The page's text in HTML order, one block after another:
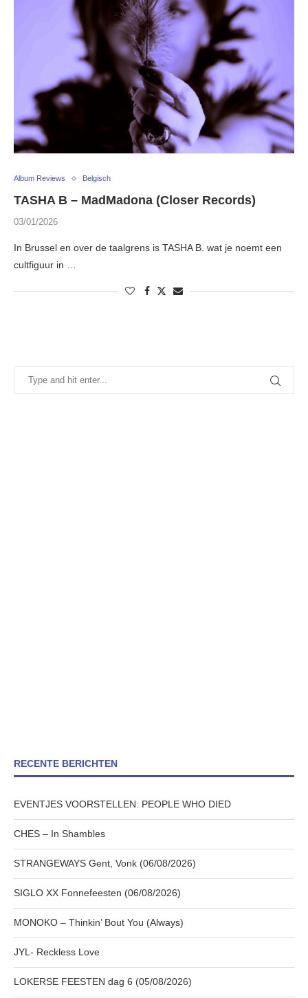
Album Reviews Belgisch
TASHA B – MadMadona (Closer Records)
03/01/2026
In Brussel en over de taalgrens is TASHA B. wat je noemt een
cultfiguur in …
RECENTE BERICHTEN
EVENTJES VOORSTELLEN: PEOPLE WHO DIED
CHES – In Shambles
STRANGEWAYS Gent, Vonk (06/08/2026)
SIGLO XX Fonnefeesten (06/08/2026)
MONOKO – Thinkin’ Bout You (Always)
JYL- Reckless Love
LOKERSE FEESTEN dag 6 (05/08/2026)